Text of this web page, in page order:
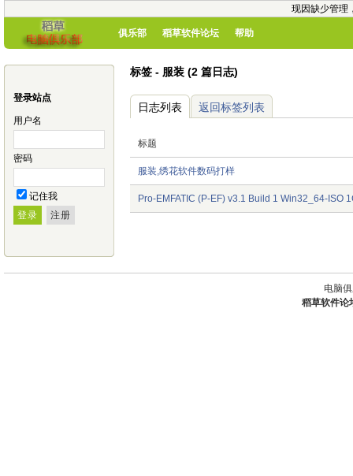
现因缺少管理
俱乐部 稻草软件论坛 帮助
登录站点
用户名
密码
记住我
标签 - 服装 (2 篇日志)
日志列表 返回标签列表
标题
服装,绣花软件数码打样
Pro-EMFATIC (P-EF) v3.1 Build 1 Win32_64-ISO
电脑
稻草软件论